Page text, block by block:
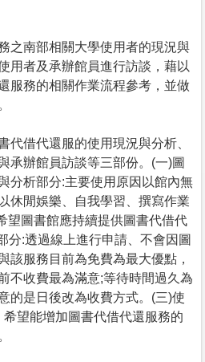
之南部相關大學使用者的現況與
用者及承辦館員進行訪談，藉以
服務的相關作業流程參考，並做
代借代還服的使用現況與分析、
承辦館員訪談等三部份。(一)圖
分析部分:主要使用原因以館內無
休閒娛樂、自我學習、撰寫作業
望圖書館應持續提供圖書代借代
分:透過線上進行申請、不會因圖
該服務目前為免費為最大優點，
不收費最為滿意;等待時間過久為
的是日後改為收費方式。(三)使
望能增加圖書代借代還服務的